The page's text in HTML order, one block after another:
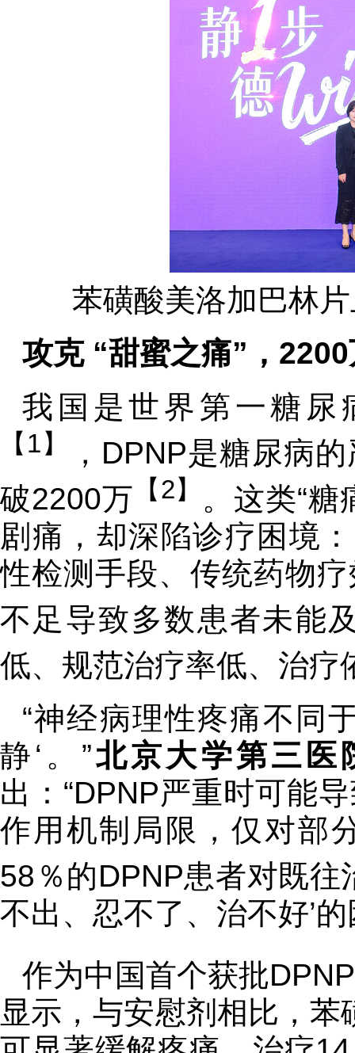
苯磺酸美洛加巴林
攻克 “甜蜜之痛”，
我国是世界第一糖尿
【1】
，DPNP是糖尿病
破2200万 【2】
。这类“糖
剧痛，却深陷诊疗困境
性检测手段、传统药物
不足导致多数患者未能
低、规范治疗率低、治疗
“神经病理性疼痛不同
静‘。”北京大学第三医
出：“DPNP严重时可能
作用机制局限，仅对部
58％的DPNP患者对既
不出、忍不了、治不好’
作为中国首个获批
显示，与安慰剂相比，